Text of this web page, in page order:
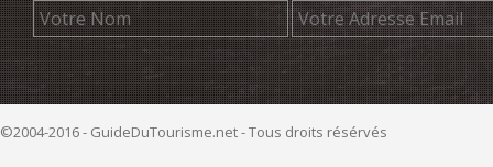
©2004-2016 - GuideDuTourisme.net - Tous droits résérvés